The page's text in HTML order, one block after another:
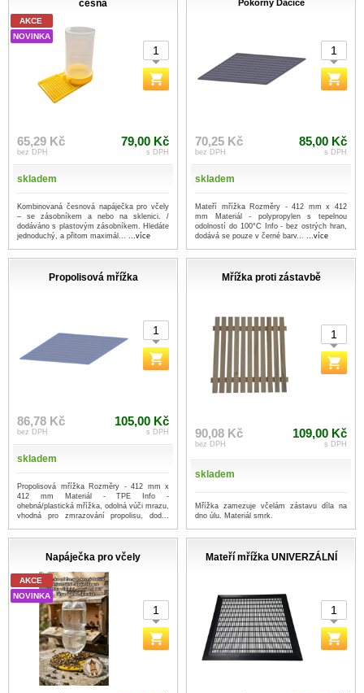
česna
AKCE
NOVINKA
65,29 Kč
bez DPH
79,00 Kč
s DPH
skladem
Kombinovaná česnová napáječka pro včely
– se zásobníkem a nebo na sklenici. /
dodáváno s plastovým zásobníkem. Hledáte
jednoduchý, a přitom maximál... ...více
Pokorný Dačice
70,25 Kč
bez DPH
85,00 Kč
s DPH
skladem
Mateří mřížka Rozměry - 412 mm x 412
mm Materiál - polypropylen s tepelnou
odolností do 100°C Info - bez ostrých hran,
dodává se pouze v černé barv... ...více
Propolisová mřížka
86,78 Kč
bez DPH
105,00 Kč
s DPH
skladem
Propolisová mřížka Rozměry - 412 mm x
412 mm Materiál - TPE Info -
ohebná/plastická mřížka, odolná vúči mrazu,
vhodná pro zmrazování propolisu, dod...
Mřížka proti zástavbě
90,08 Kč
bez DPH
109,00 Kč
s DPH
skladem
Mřížka zamezuje včelám zástavu díla na
dno úlu. Materiál smrk.
Napáječka pro včely
AKCE
NOVINKA
Mateří mřížka UNIVERZÁLNÍ